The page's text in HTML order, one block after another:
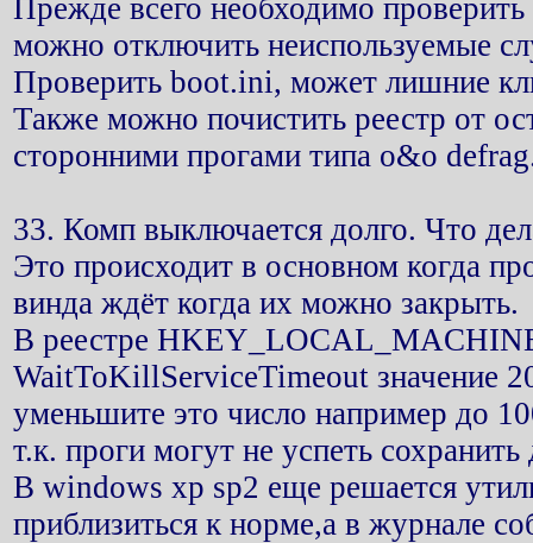
Прежде всего необходимо
можно отключить неиспользуемые
Проверить boot.ini, может лишние
Также можно почистить реестр от
сторонними прогами типа о&о
33. Комп выключается долго. Что
Это происходит в основном когда
винда ждёт когда их можно закрыть.
В реестре
WaitToKillServiceTimeout значение
уменьшите это число например до
т.к. проги могут не успеть
В windows xp sp2 еще решается
приблизиться к норме,а в журнале